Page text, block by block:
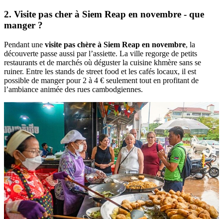
2. Visite pas cher à Siem Reap en novembre - que
manger ?
Pendant une visite pas chère à Siem Reap en novembre, la
découverte passe aussi par l’assiette. La ville regorge de petits
restaurants et de marchés où déguster la cuisine khmère sans se
ruiner. Entre les stands de street food et les cafés locaux, il est
possible de manger pour 2 à 4 € seulement tout en profitant de
l’ambiance animée des rues cambodgiennes.